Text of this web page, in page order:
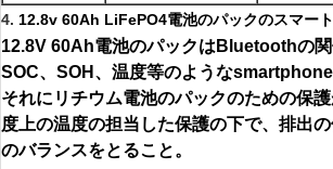
4. 12.8v 60Ah LiFePO4電池のパックのスマー
12.8V 60Ah電池のパックはBluetoothの
SOC、SOH、温度等のような
それにリチウム電池のパックのための保
度上の温度の担当した保護の下で、排出
のバランスをとること。